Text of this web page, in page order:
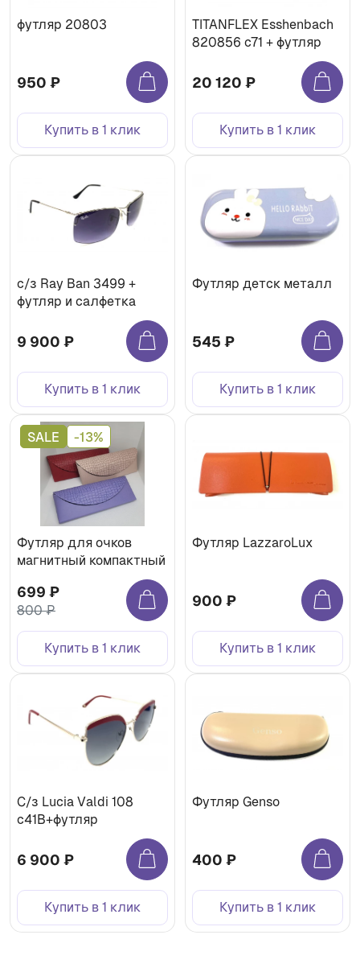
футляр 20803
950 ₽
Купить в 1 клик
TITANFLEX Esshenbach
820856 с71 + футляр
20 120 ₽
Купить в 1 клик
с/з Ray Ban 3499 +
футляр и салфетка
9 900 ₽
Купить в 1 клик
Футляр детск металл
545 ₽
Купить в 1 клик
SALE -13%
Футляр для очков
магнитный компактный
699 ₽
800 ₽
Купить в 1 клик
Футляр LazzaroLux
900 ₽
Купить в 1 клик
С/з Lucia Valdi 108
с41В+футляр
6 900 ₽
Купить в 1 клик
Футляр Genso
400 ₽
Купить в 1 клик